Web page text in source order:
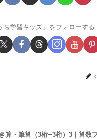
ち学習キッズ」をフォローする
算・筆算（3桁−3桁）3｜算数